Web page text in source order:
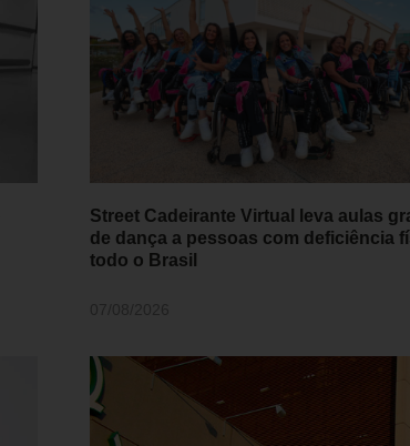
Street Cadeirante Virtual leva aulas
de dança a pessoas com deficiência
todo o Brasil